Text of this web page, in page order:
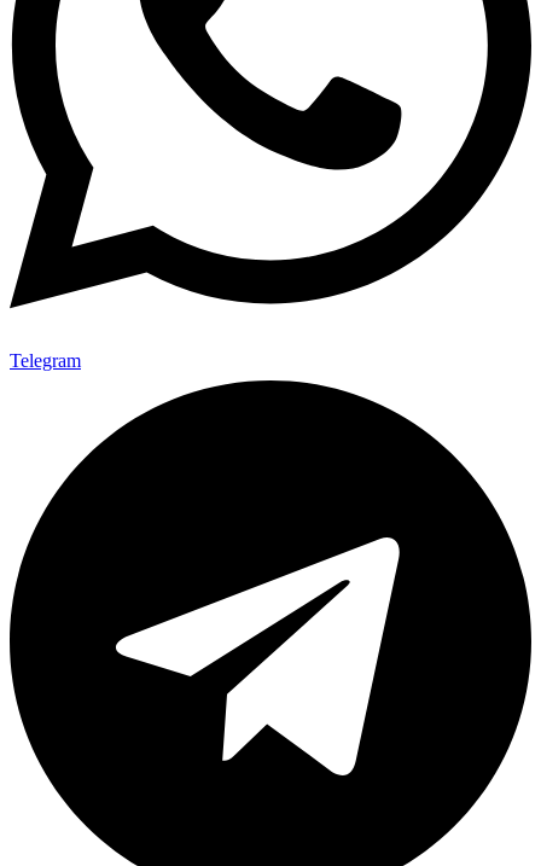
Telegram